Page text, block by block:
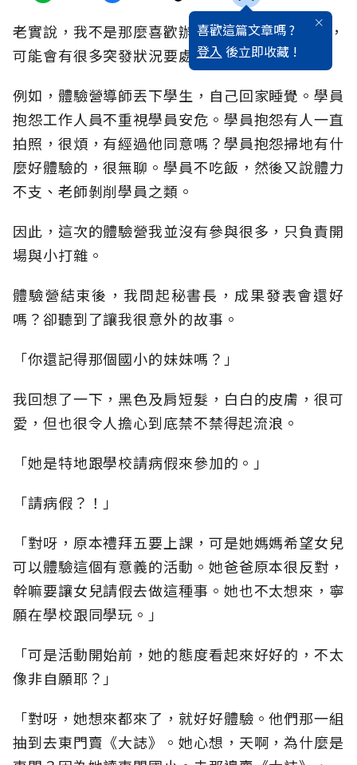
喜歡這篇文章嗎 ?
登入 後立即收藏 !
老實說，我不是那麼喜歡辦體驗營，因為很麻煩，
可能會有很多突發狀況要處理。
例如，體驗營導師丟下學生，自己回家睡覺。學員
抱怨工作人員不重視學員安危。學員抱怨有人一直
拍照，很煩，有經過他同意嗎？學員抱怨掃地有什
麼好體驗的，很無聊。學員不吃飯，然後又說體力
不支、老師剝削學員之類。
因此，這次的體驗營我並沒有參與很多，只負責開
場與小打雜。
體驗營結束後，我問起秘書長，成果發表會還好
嗎？卻聽到了讓我很意外的故事。
「你還記得那個國小的妹妹嗎？」
我回想了一下，黑色及肩短髮，白白的皮膚，很可
愛，但也很令人擔心到底禁不禁得起流浪。
「她是特地跟學校請病假來參加的。」
「請病假？！」
「對呀，原本禮拜五要上課，可是她媽媽希望女兒
可以體驗這個有意義的活動。她爸爸原本很反對，
幹嘛要讓女兒請假去做這種事。她也不太想來，寧
願在學校跟同學玩。」
「可是活動開始前，她的態度看起來好好的，不太
像非自願耶？」
「對呀，她想來都來了，就好好體驗。他們那一組
抽到去東門賣《大誌》。她心想，天啊，為什麼是